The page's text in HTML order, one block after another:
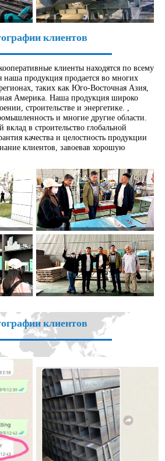
клиентов
клиенты находятся по всему
наша продукция продается во многих
таких как Юго-Восточная Азия,
Америка. Наша продукция широко
строительстве и энергетике. ,
и многие другие области.
в строительство глобальной
качества и целостность продукции
клиентов, завоевав хорошую
клиентов